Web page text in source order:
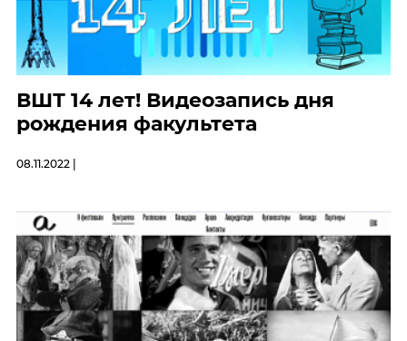
ВШТ 14 лет! Видеозапись дня
рождения факультета
08.11.2022 |